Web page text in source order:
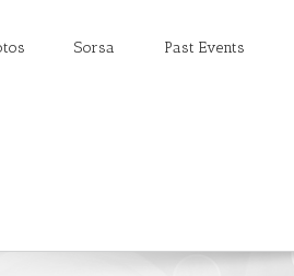
Sorsa Past Events